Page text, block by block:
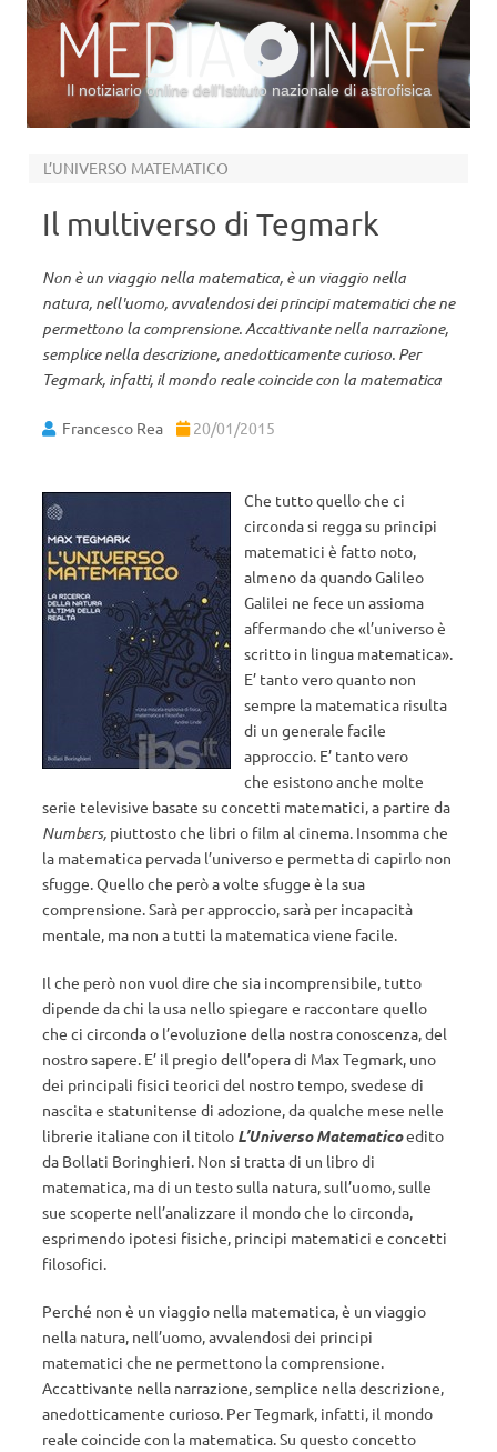
Il notiziario online dell’Istituto nazionale di astrofisica
L’UNIVERSO MATEMATICO
Il multiverso di Tegmark
Non è un viaggio nella matematica, è un viaggio nella
natura, nell'uomo, avvalendosi dei principi matematici che ne
permettono la comprensione. Accattivante nella narrazione,
semplice nella descrizione, anedotticamente curioso. Per
Tegmark, infatti, il mondo reale coincide con la matematica
Francesco Rea 20/01/2015
Che tutto quello che ci
circonda si regga su principi
matematici è fatto noto,
almeno da quando Galileo
Galilei ne fece un assioma
affermando che «l’universo è
scritto in lingua matematica».
E’ tanto vero quanto non
sempre la matematica risulta
di un generale facile
approccio. E’ tanto vero
che esistono anche molte
serie televisive basate su concetti matematici, a partire da
Numbɛrs, piuttosto che libri o film al cinema. Insomma che
la matematica pervada l’universo e permetta di capirlo non
sfugge. Quello che però a volte sfugge è la sua
comprensione. Sarà per approccio, sarà per incapacità
mentale, ma non a tutti la matematica viene facile.
Il che però non vuol dire che sia incomprensibile, tutto
dipende da chi la usa nello spiegare e raccontare quello
che ci circonda o l’evoluzione della nostra conoscenza, del
nostro sapere. E’ il pregio dell’opera di Max Tegmark, uno
dei principali fisici teorici del nostro tempo, svedese di
nascita e statunitense di adozione, da qualche mese nelle
librerie italiane con il titolo L’Universo Matematicoedito
da Bollati Boringhieri. Non si tratta di un libro di
matematica, ma di un testo sulla natura, sull’uomo, sulle
sue scoperte nell’analizzare il mondo che lo circonda,
esprimendo ipotesi fisiche, principi matematici e concetti
filosofici.
Perché non è un viaggio nella matematica, è un viaggio
nella natura, nell’uomo, avvalendosi dei principi
matematici che ne permettono la comprensione.
Accattivante nella narrazione, semplice nella descrizione,
anedotticamente curioso. Per Tegmark, infatti, il mondo
reale coincide con la matematica. Su questo concetto